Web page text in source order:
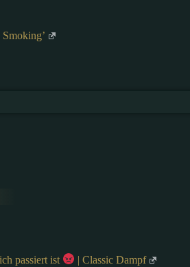
passiert ist | Classic Dampf